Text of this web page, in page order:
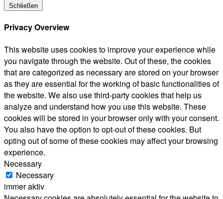
Schließen
Privacy Overview
This website uses cookies to improve your experience while
you navigate through the website. Out of these, the cookies
that are categorized as necessary are stored on your browser
as they are essential for the working of basic functionalities of
the website. We also use third-party cookies that help us
analyze and understand how you use this website. These
cookies will be stored in your browser only with your consent.
You also have the option to opt-out of these cookies. But
opting out of some of these cookies may affect your browsing
experience.
Necessary
Necessary
immer aktiv